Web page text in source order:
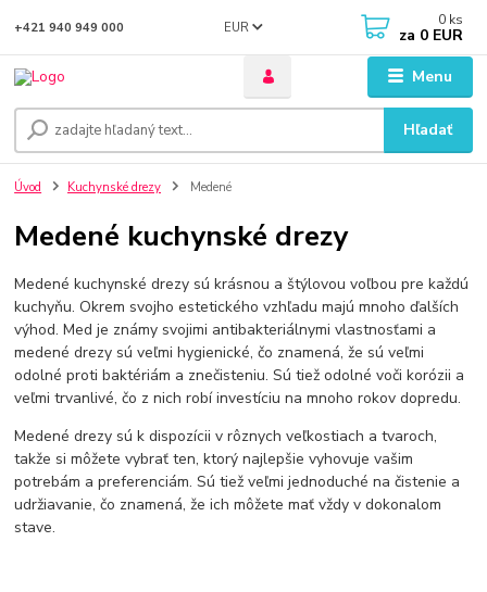
Menu
EUR
Hľadať
+421 940 949 000 0 ks
za 0 EUR
Úvod Kuchynské drezy Medené
Medené kuchynské drezy
Medené kuchynské drezy sú krásnou a štýlovou voľbou pre každú
kuchyňu. Okrem svojho estetického vzhľadu majú mnoho ďalších
výhod. Med je známy svojimi antibakteriálnymi vlastnosťami a
medené drezy sú veľmi hygienické, čo znamená, že sú veľmi
odolné proti baktériám a znečisteniu. Sú tiež odolné voči korózii a
veľmi trvanlivé, čo z nich robí investíciu na mnoho rokov dopredu.
Medené drezy sú k dispozícii v rôznych veľkostiach a tvaroch,
takže si môžete vybrať ten, ktorý najlepšie vyhovuje vašim
potrebám a preferenciám. Sú tiež veľmi jednoduché na čistenie a
udržiavanie, čo znamená, že ich môžete mať vždy v dokonalom
stave.